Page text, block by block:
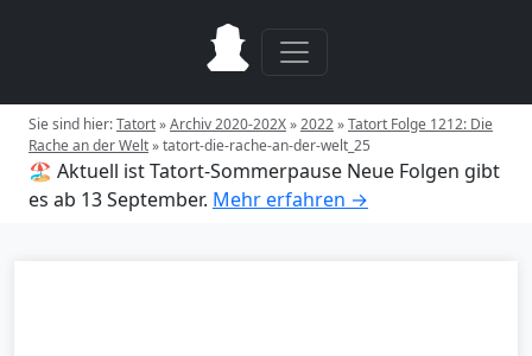
Sie sind hier:Tatort»Archiv 2020-202X»2022»Tatort Folge 1212: Die
Rache an der Welt»tatort-die-rache-an-der-welt_25
🏖️ Aktuell ist Tatort-Sommerpause Neue Folgen gibt
es ab 13 September. Mehr erfahren →